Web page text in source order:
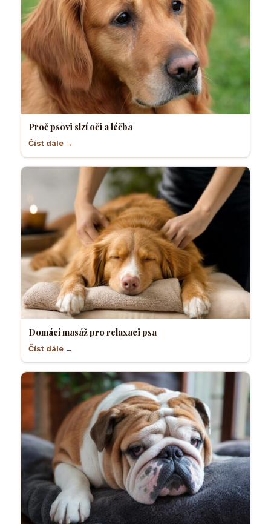
Proč psovi slzí oči a léčba
Číst dále →
Domácí masáž pro relaxaci psa
Číst dále →